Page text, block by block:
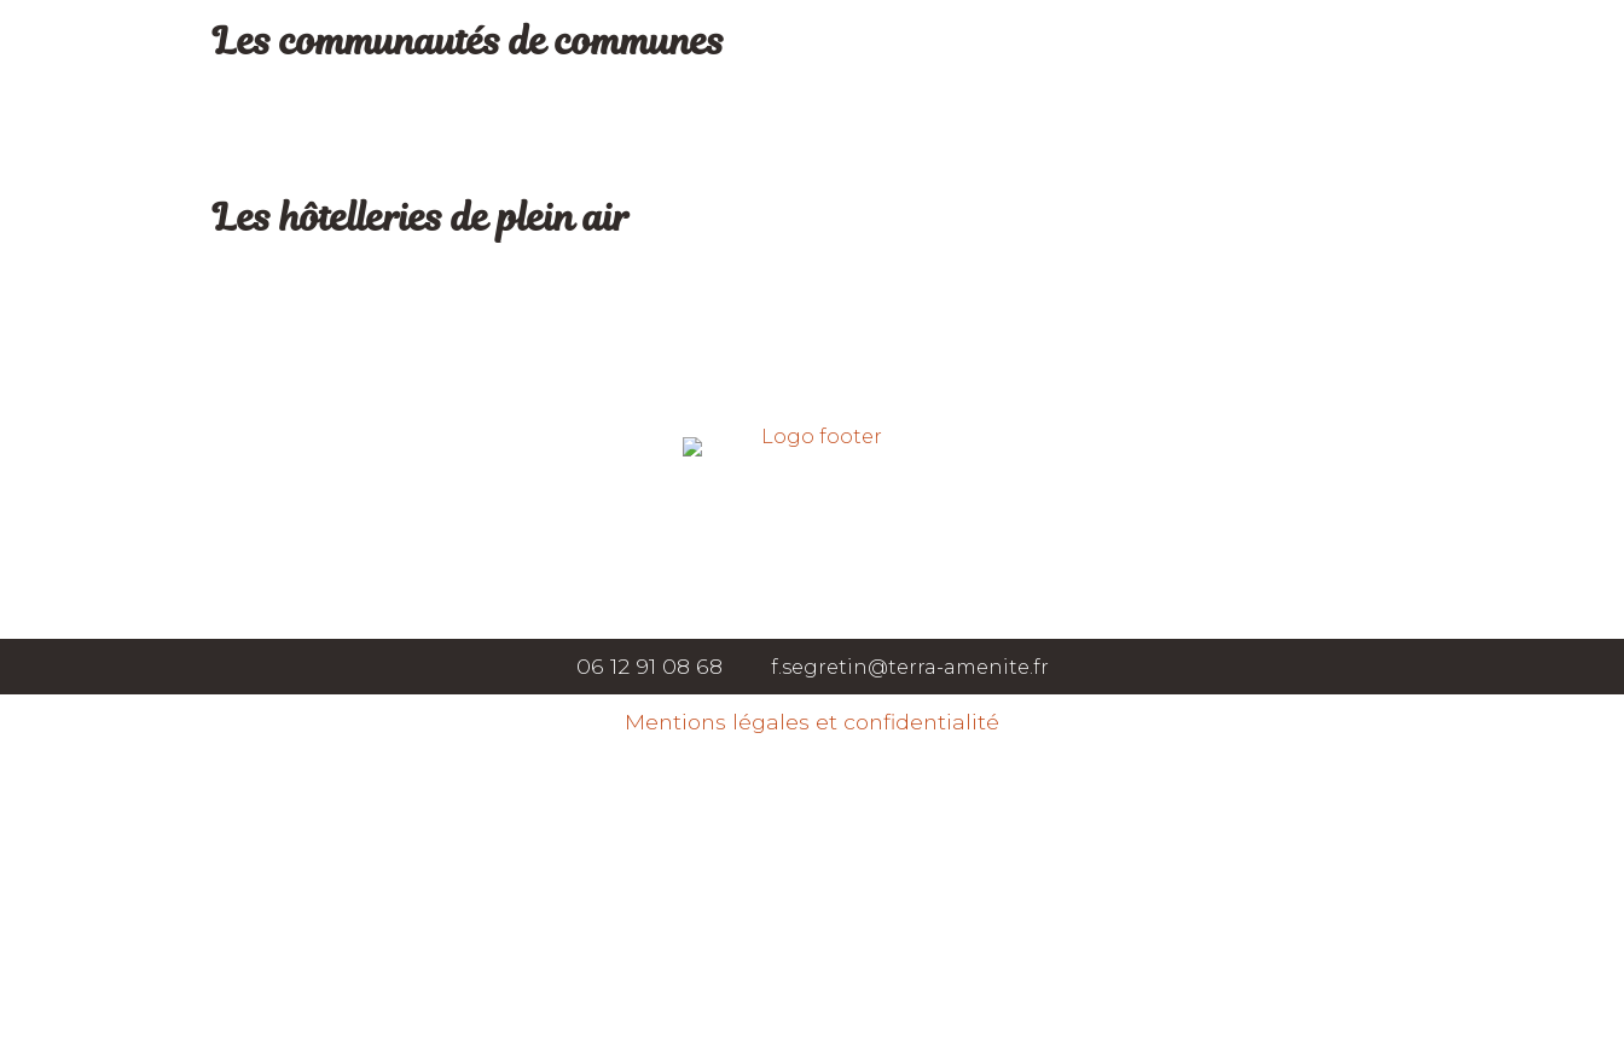
Les communautés de communes
Les hôtelleries de plein air
Nous rejoindre sur Facebook
06 12 91 08 68 f.segretin@terra-amenite.fr
Mentions légales et confidentialité